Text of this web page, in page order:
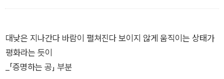
하지 않아도
(…)
대낮은 지나간다 바람이 펼쳐진다 보이지 않게 움직이는 상태가
평화라는 듯이
_「증명하는 공」 부분